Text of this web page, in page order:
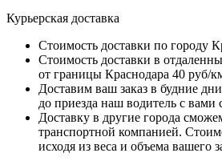
Курьерская доставка
Стоимость доставки по городу
Стоимость доставки в
от границы Краснодара 40 руб/
Доставим ваш заказ в будние
до приезда наш водитель с вами
Доставку в другие города
транспортной компанией.
исходя из веса и объема вашего